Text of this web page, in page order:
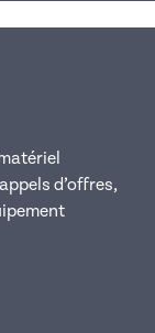
d’offres,